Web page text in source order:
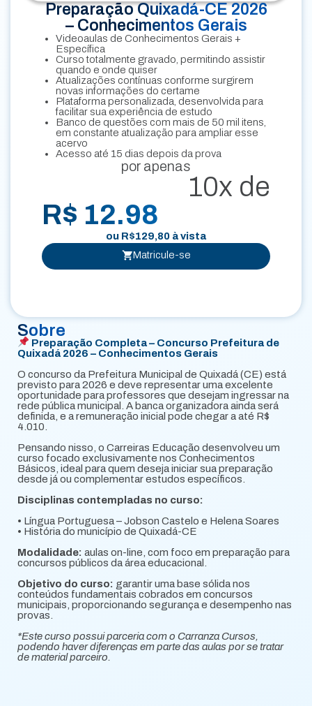
Sobre
Preparação Completa – Concurso Prefeitura de
Quixadá 2026 – Conhecimentos Gerais
O concurso da Prefeitura Municipal de Quixadá (CE) está
previsto para 2026 e deve representar uma excelente
oportunidade para professores que desejam ingressar na
rede pública municipal. A banca organizadora ainda será
definida, e a remuneração inicial pode chegar a até R$
4.010.
Pensando nisso, o Carreiras Educação desenvolveu um
curso focado exclusivamente nos Conhecimentos
Básicos, ideal para quem deseja iniciar sua preparação
desde já ou complementar estudos específicos.
Disciplinas contempladas no curso:
• Língua Portuguesa – Jobson Castelo e Helena Soares
• História do município de Quixadá-CE
Modalidade: aulas on-line, com foco em preparação para
concursos públicos da área educacional.
Objetivo do curso: garantir uma base sólida nos
conteúdos fundamentais cobrados em concursos
municipais, proporcionando segurança e desempenho nas
provas.
*Este curso possui parceria com o Carranza Cursos,
podendo haver diferenças em parte das aulas por se tratar
de material parceiro.
Preparação Quixadá-CE 2026
– Conhecimentos Gerais
Videoaulas de Conhecimentos Gerais +
Específica
Curso totalmente gravado, permitindo assistir
quando e onde quiser
Atualizações contínuas conforme surgirem
novas informações do certame
Plataforma personalizada, desenvolvida para
facilitar sua experiência de estudo
Banco de questões com mais de 50 mil itens,
em constante atualização para ampliar esse
acervo
Acesso até 15 dias depois da prova
por apenas
10x de
R$ 12.98
ou R$129,80 à vista
Matricule-se